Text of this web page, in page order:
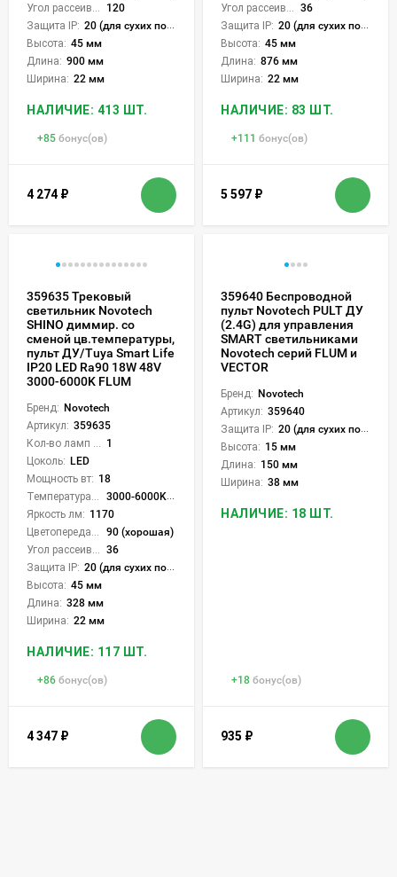
120
Защита IP: 20 (для сухих пом.)
Высота: 45 мм
Длина: 900 мм
Ширина: 22 мм
НАЛИЧИЕ: 413 ШТ.
+85 бонус(ов)
4 274 ₽
36
Защита IP: 20 (для сухих пом.)
Высота: 45 мм
Длина: 876 мм
Ширина: 22 мм
НАЛИЧИЕ: 83 ШТ.
+111 бонус(ов)
5 597 ₽
359635 Трековый
светильник Novotech
SHINO диммир. со
сменой цв.температуры,
пульт ДУ/Tuya Smart Life
IP20 LED Ra90 18W 48V
3000-6000K FLUM
Бренд: Novotech
Артикул: 359635
1
Цоколь: LED
Мощность вт: 18
3000-6000K (плавная рег.)
Яркость лм: 1170
90 (хорошая)
36
Защита IP: 20 (для сухих пом.)
Высота: 45 мм
Длина: 328 мм
Ширина: 22 мм
НАЛИЧИЕ: 117 ШТ.
+86 бонус(ов)
4 347 ₽
359640 Беспроводной
пульт Novotech PULT ДУ
(2.4G) для управления
SMART светильниками
Novotech серий FLUM и
VECTOR
Бренд: Novotech
Артикул: 359640
Защита IP: 20 (для сухих пом.)
Высота: 15 мм
Длина: 150 мм
Ширина: 38 мм
НАЛИЧИЕ: 18 ШТ.
+18 бонус(ов)
935 ₽